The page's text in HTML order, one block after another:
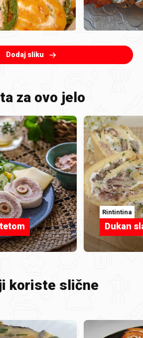
Dodaj sliku
za ovo jelo
Rintintina
Dukan
koriste slične